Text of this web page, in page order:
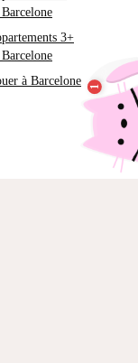
3+
à Barcelone